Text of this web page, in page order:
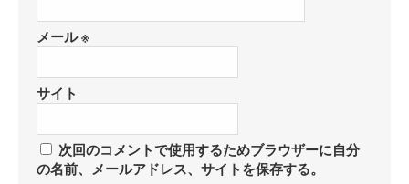
メール※
サイト
次回のコメントで使用するためブラウザーに自分
の名前、メールアドレス、サイトを保存する。